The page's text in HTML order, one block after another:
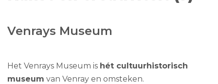
Venrays Museum
Het Venrays Museum is hét cultuurhistorisch
museum van Venray en omsteken.